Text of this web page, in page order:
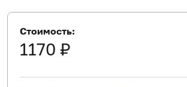
Стоимость:
1170 ₽